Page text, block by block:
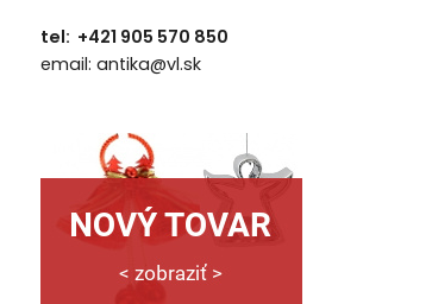
tel: +421 905 570 850
email: antika@vl.sk